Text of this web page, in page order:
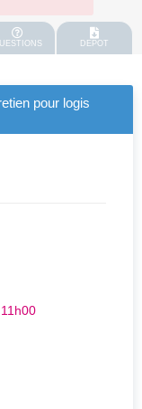
DEPOT
pour logis